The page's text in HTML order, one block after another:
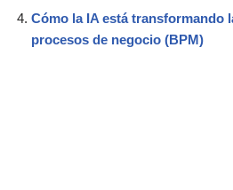
Cómo la IA está transformando
procesos de negocio (BPM)